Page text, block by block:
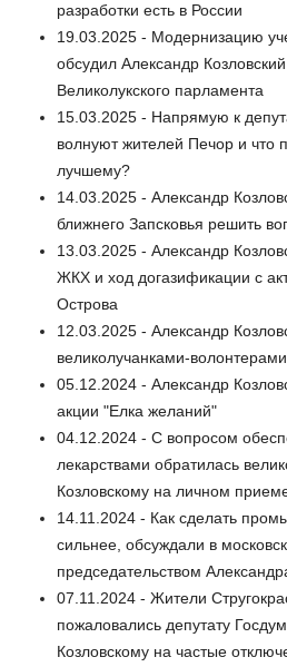
разработки есть в России
19.03.2025 - Модернизацию
обсудил Александр
Великолукского парламента
15.03.2025 - Напрямую к
волнуют жителей Печор и что
лучшему?
14.03.2025 - Александр
ближнего Запсковья решить
13.03.2025 - Александр
ЖКХ и ход догазификации с
Острова
12.03.2025 - Александр
великолучанками-
05.12.2024 - Александр
акции "Елка желаний"
04.12.2024 - С вопросом
лекарствами обратилась
Козловскому на личном
14.11.2024 - Как сделать
сильнее, обсуждали в
председательством
07.11.2024 - Жители
пожаловались депутату
Козловскому на частые